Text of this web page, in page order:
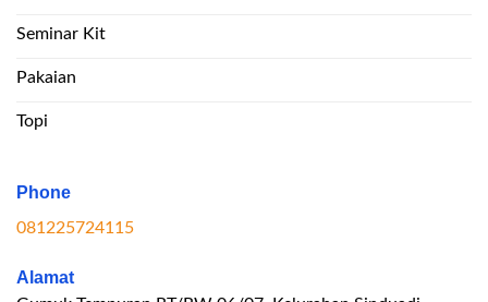
Seminar Kit
Pakaian
Topi
Phone
081225724115
Alamat